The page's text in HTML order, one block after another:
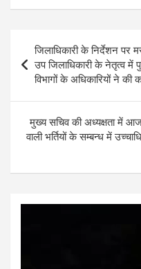
at
s
A
p
p
ce
b
o
o
k
tt
er
g
Post
navigation
जिलाधिकारी के निर्देशन
उप जिलाधिकारी के नेतृत्व में
विभागों के अधिकारियों ने की
मुख्य सचिव की अध्यक्षता में
वाली भर्तियों के सम्बन्ध में